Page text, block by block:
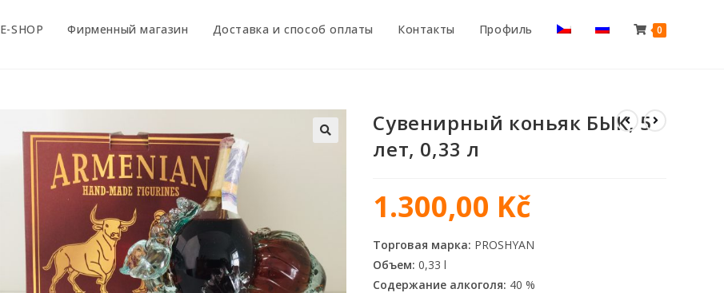
E-SHOP Фирменный магазин Доставка и способ оплаты Контакты Профиль 0
Сувенирный коньяк БЫК, 5
лет, 0,33 л
1.300,00 Kč
Торговая марка: PROSHYAN
Объем: 0,33 l
Содержание алкоголя: 40 %